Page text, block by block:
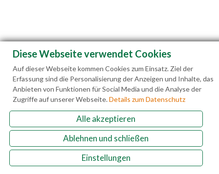
Familie Hedegger Lämmerhofweg 2 A-5522 St.
Martin a. Tgb.
+43(0)6463 7141
info@laemmerhof.at
www.laemmerhof.at
Datenschutz Impressum
Diese Webseite verwendet Cookies
Auf dieser Webseite kommen Cookies zum Einsatz. Ziel der
Erfassung sind die Personalisierung der Anzeigen und Inhalte, das
Anbieten von Funktionen für Social Media und die Analyse der
Zugriffe auf unserer Webseite.Details zum Datenschutz
Alle akzeptieren
Ablehnen und schließen
Einstellungen